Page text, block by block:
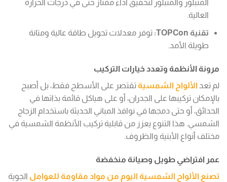
المتبلور والمتبلور لتحقيق أداء ممتاز حتى في درجات الحرارة
العالية.
تقنية TOPCon:
توفر معدلات تحويل طاقة عالية ومتانة
طويلة الأمد.
مرونة الأنظمة وتعدد خيارات التركيب
لم تعد الألواح الشمسية تقتصر على الأسطح فقط، بل أصبح
بالإمكان تركيبها على الجدران، أو على هياكل قائمة بذاتها في
الحدائق، أو حتى دمجها في نوافذ المباني الحديثة باستخدام الزجاج
الشمسي. هذا التنوع يعزز من قابلية تركيب الأنظمة الشمسية في
مختلف أنواع الأبنية والظروف.
عمر افتراضي طويل وصيانة منخفضة
تصنع الألواح الشمسية اليوم من مواد مقاومة للعوامل الجوية